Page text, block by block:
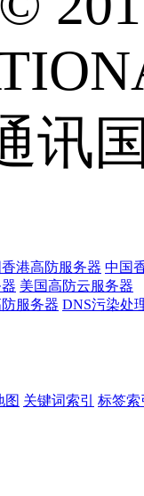
讯
港高防服务器 中国
美国高防云服务器
服务器 DNS污染处
图 关键词索引 标签索